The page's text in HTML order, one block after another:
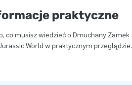
praktyczne
co musisz wiedzieć o Dmuchany Zamek
World w praktycznym przeglądzie.